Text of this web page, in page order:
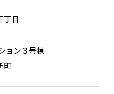
丁目
ョン３号棟
町